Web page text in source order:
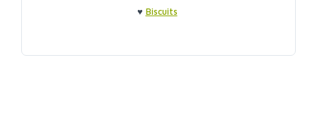
♥ Biscuits